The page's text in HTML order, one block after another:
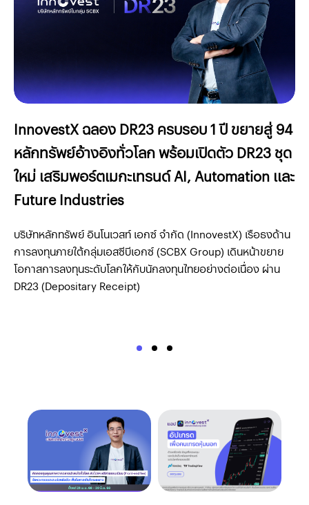
InnovestX ฉลอง DR23 ครบรอบ 1 ปี ขยายสู่ 94
หลักทรัพย์อ้างอิงทั่วโลก พร้อมเปิดตัว DR23 ชุด
ใหม่ เสริมพอร์ตเมกะเทรนด์ AI, Automation และ
Future Industries
บริษัทหลักทรัพย์ อินโนเวสท์ เอกซ์ จำกัด (InnovestX) เรือธงด้าน
การลงทุนภายใต้กลุ่มเอสซีบีเอกซ์ (SCBX Group) เดินหน้าขยาย
โอกาสการลงทุนระดับโลกให้กับนักลงทุนไทยอย่างต่อเนื่อง ผ่าน
DR23 (Depositary Receipt)